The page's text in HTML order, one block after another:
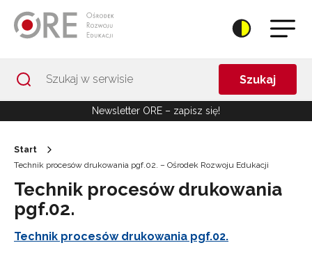
Szukaj
Newsletter ORE – zapisz się!
Start
Technik procesów drukowania pgf.02. – Ośrodek Rozwoju Edukacji
Technik procesów drukowania
pgf.02.
Technik procesów drukowania pgf.02.